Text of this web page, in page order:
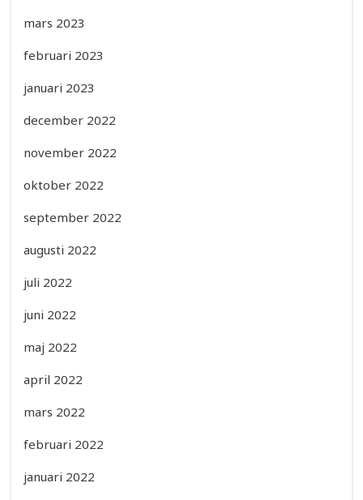
mars 2023
februari 2023
januari 2023
december 2022
november 2022
oktober 2022
september 2022
augusti 2022
juli 2022
juni 2022
maj 2022
april 2022
mars 2022
februari 2022
januari 2022